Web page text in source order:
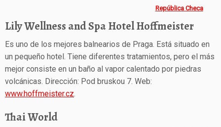
República Checa
Lily Wellness and Spa Hotel Hoffmeister
Es uno de los mejores balnearios de Praga. Está situado en
un pequeño hotel. Tiene diferentes tratamientos, pero el más
mejor consiste en un baño al vapor calentado por piedras
volcánicas. Dirección: Pod bruskou 7. Web:
www.hoffmeister.cz
Thai World